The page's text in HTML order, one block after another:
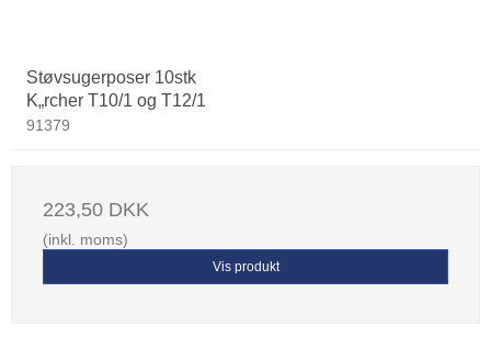
Støvsugerposer 10stk
K„rcher T10/1 og T12/1
91379
223,50 DKK
(inkl. moms)
Vis produkt